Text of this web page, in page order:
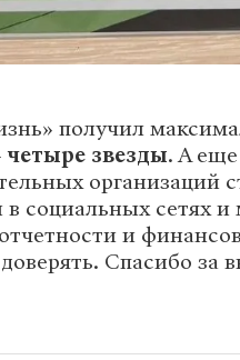
получил
четыре звезды. А
организаций
социальных сетях и
и
Спасибо за